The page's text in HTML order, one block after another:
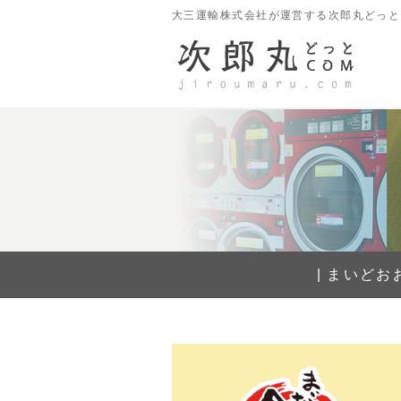
大三運輸株式会社が運営する次郎丸どっ
まいどお